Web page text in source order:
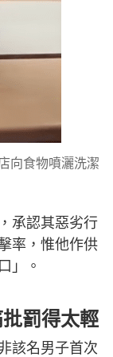
向食物噴灑洗潔
承認其惡劣行
率，惟他作供
」。
罰得太輕
該名男子首次